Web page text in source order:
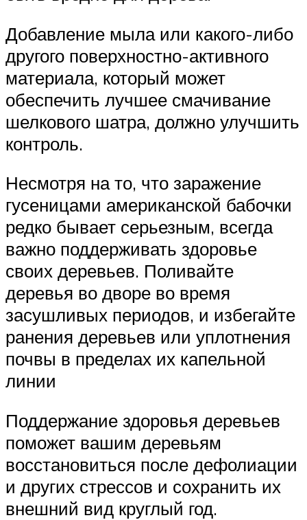
Добавление мыла или какого-либо
другого поверхностно-активного
материала, который может
обеспечить лучшее смачивание
шелкового шатра, должно улучшить
контроль.
Несмотря на то, что заражение
гусеницами американской бабочки
редко бывает серьезным, всегда
важно поддерживать здоровье
своих деревьев. Поливайте
деревья во дворе во время
засушливых периодов, и избегайте
ранения деревьев или уплотнения
почвы в пределах их капельной
линии
Поддержание здоровья деревьев
поможет вашим деревьям
восстановиться после дефолиации
и других стрессов и сохранить их
внешний вид круглый год.